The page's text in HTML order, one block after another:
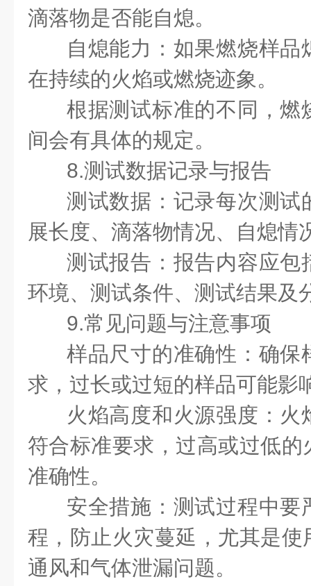
滴落物是否能自熄。
自熄能力：如果燃烧样品
在持续的火焰或燃烧迹象。
根据测试标准的不同，燃
间会有具体的规定。
8.测试数据记录与报告
测试数据：记录每次测试
展长度、滴落物情况、自熄
测试报告：报告内容应包
环境、测试条件、测试结果
9.常见问题与注意事项
样品尺寸的准确性：确保
求，过长或过短的样品可能
火焰高度和火源强度：火
符合标准要求，过高或过低
准确性。
安全措施：测试过程中要
程，防止火灾蔓延，尤其是
通风和气体泄漏问题。